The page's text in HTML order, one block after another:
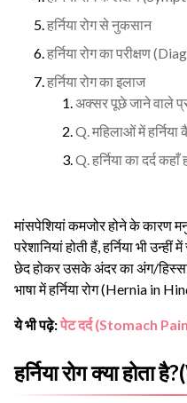
हर्निया रोग से नुकसान
हर्निया रोग का परीक्षण
हर्निया रोग का इलाज
अक्सर पूछे जाने वाले
Q. महिलाओं में हर्निया
Q. हर्निया का दर्द कहाँ
मांसपेशियां कमजोर होने के कारण
परेशानियां होती हैं, हर्निया भी
छेद होकर उसके अंदर का अंग/
भाषा में हर्निया रोग (Hernia in
ये भी पढ़े:पेट दर्द (Stomach
हर्निया रोग क्या